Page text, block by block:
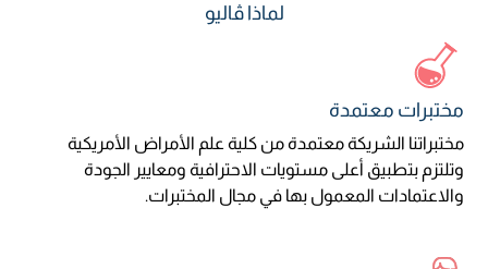
لماذا ڤاليو
مختبرات معتمدة
مختبراتنا الشريكة معتمدة من كلية علم الأمراض الأمريكية
وتلتزم بتطبيق أعلى مستويات الاحترافية ومعايير الجودة
والاعتمادات المعمول بها في مجال المختبرات.